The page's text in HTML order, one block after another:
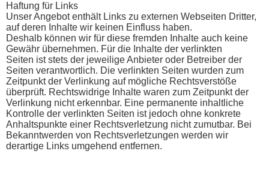
Haftung für Links
Unser Angebot enthält Links zu externen Webseiten Dritter,
auf deren Inhalte wir keinen Einfluss haben.
Deshalb können wir für diese fremden Inhalte auch keine
Gewähr übernehmen. Für die Inhalte der verlinkten
Seiten ist stets der jeweilige Anbieter oder Betreiber der
Seiten verantwortlich. Die verlinkten Seiten wurden zum
Zeitpunkt der Verlinkung auf mögliche Rechtsverstöße
überprüft. Rechtswidrige Inhalte waren zum Zeitpunkt der
Verlinkung nicht erkennbar. Eine permanente inhaltliche
Kontrolle der verlinkten Seiten ist jedoch ohne konkrete
Anhaltspunkte einer Rechtsverletzung nicht zumutbar. Bei
Bekanntwerden von Rechtsverletzungen werden wir
derartige Links umgehend entfernen.